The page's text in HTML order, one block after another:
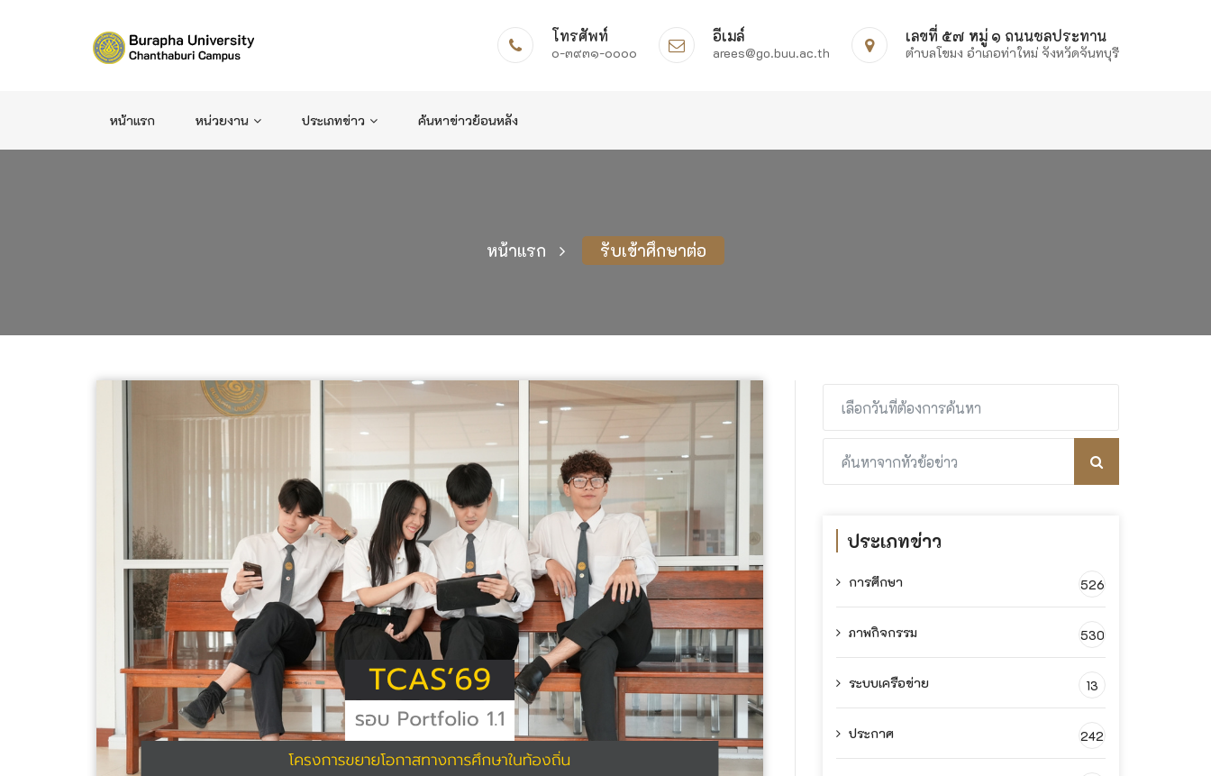
โทรศัพท์
๐-๓๙๓๑-๐๐๐๐
อีเมล์
arees@go.buu.ac.th
เลขที่ ๕๗ หมู่ ๑ ถนนชลประทาน
ตำบลโขมง อำเภอท่าใหม่ จังหวัดจันทบุรี
หน้าแรก หน่วยงาน ประเภทข่าว ค้นหาข่าวย้อนหลัง
หน้าแรก รับเข้าศึกษาต่อ
ประเภทข่าว
การศึกษา 526
ภาพกิจกรรม 530
ระบบเครือข่าย 13
ประกาศ 242